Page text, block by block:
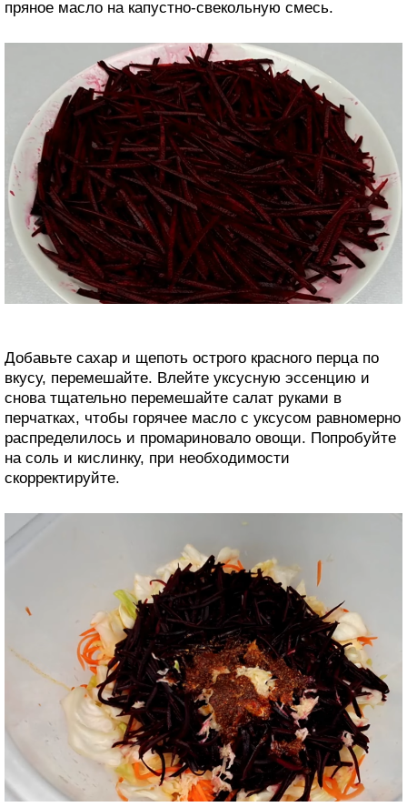
пряное масло на капустно-свекольную смесь.
Добавьте сахар и щепоть острого красного перца по
вкусу, перемешайте. Влейте уксусную эссенцию и
снова тщательно перемешайте салат руками в
перчатках, чтобы горячее масло с уксусом равномерно
распределилось и промариновало овощи. Попробуйте
на соль и кислинку, при необходимости
скорректируйте.